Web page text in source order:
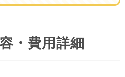
・費用詳細